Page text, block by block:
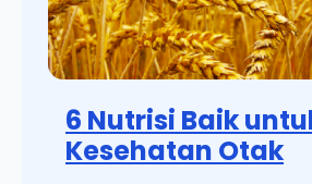
6 Nutrisi Baik
Kesehatan Otak